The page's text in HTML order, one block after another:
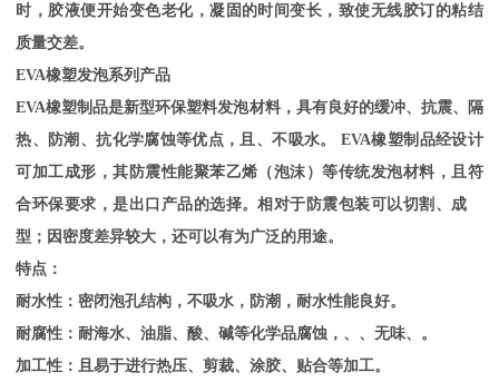
时，胶液便开始变色老化，凝固的时间变长，致使无线胶订的粘结
质量交差。
EVA橡塑发泡系列产品
EVA橡塑制品是新型环保塑料发泡材料，具有良好的缓冲、抗震、隔
热、防潮、抗化学腐蚀等优点，且、不吸水。 EVA橡塑制品经设计
可加工成形，其防震性能聚苯乙烯（泡沫）等传统发泡材料，且符
合环保要求，是出口产品的选择。相对于防震包装可以切割、成
型；因密度差异较大，还可以有为广泛的用途。
特点：
耐水性：密闭泡孔结构，不吸水，防潮，耐水性能良好。
耐腐性：耐海水、油脂、酸、碱等化学品腐蚀，、、无味、。
加工性：且易于进行热压、剪裁、涂胶、贴合等加工。